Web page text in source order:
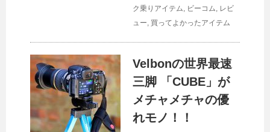
ク乗りアイテム, ビーコム, レビ
ュー, 買ってよかったアイテム
Velbonの世界最速
三脚 「CUBE」が
メチャメチャの優
れモノ！！